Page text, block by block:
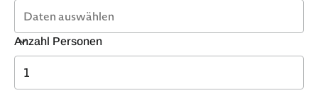
Anzahl Personen